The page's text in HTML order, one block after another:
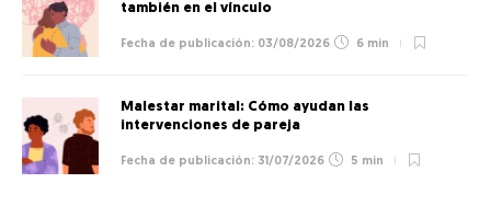
también en el vínculo
03/08/2026 6 min
Malestar marital: Cómo ayudan las
intervenciones de pareja
31/07/2026 5 min